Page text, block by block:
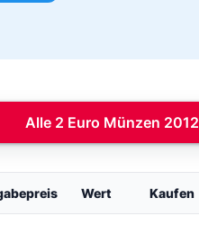
Alle 2 Euro Münzen 2012
Wert Kaufen